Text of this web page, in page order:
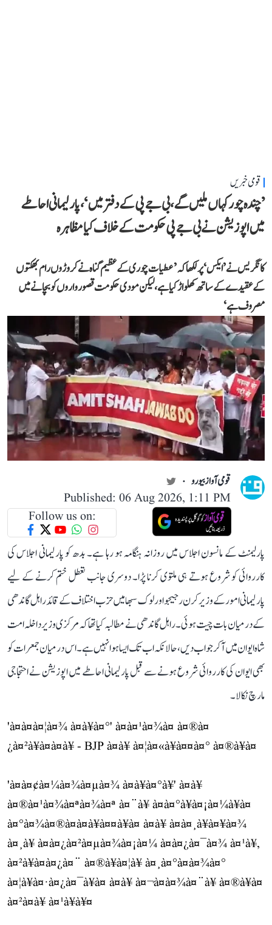
قومی خبریں
’چندہ چور کہاں ملیں گے، بی جے پی کے دفتر میں‘، پارلیمانی احاطے
میں اپوزیشن نے بی جے پی حکومت کے خلاف کیا مظاہرہ
کانگریس نے ’ایکس‘ پر لکھا کہ ’عطیات چوری کے عظیم گناہ نے کروڑوں رام بھکتوں
کے عقیدے کے ساتھ کھلواڑ کیا ہے، لیکن مودی حکومت قصورواروں کو بچانے میں
مصروف ہے‘
قومی آواز بیورو
Published: 06 Aug 2026, 1:11 PM
Follow us on:
پارلیمنٹ کے مانسون اجلاس میں روزانہ ہنگامہ ہو رہا ہے۔ بدھ کو پارلیمانی اجلاس کی
کارروائی کو شروع ہوتے ہی ملتوی کرنا پڑا۔ دوسری جانب تعطل ختم کرنے کے لیے
پارلیمانی امور کے وزیر کرن رجیجو اور لوک سبھا میں حزب اختلاف کے قائد راہل گاندھی
کے درمیان بات چیت ہوئی۔ راہل گاندھی نے مطالبہ کیا تھا کہ مرکزی وزیر داخلہ امت
شاہ ایوان میں آ کر جواب دیں، حالانکہ اب تک ایسا ہوا نہیں ہے۔ اس درمیان جمعرات کو
بھی ایوان کی کارروائی شروع ہونے سے قبل پارلیمانی احاطے میں اپوزیشن نے احتجاجی
مارچ نکالا۔
'à¤à¤à¤¦à¤¾ à¤à¥à¤°' à¤à¤¹à¤¾à¤ à¤®à¤
¿à¤²à¥à¤à¤à¥ - BJP à¤à¥ à¤¦à¤«à¥à¤¤à¤° à¤®à¥à¤
'à¤à¤¢à¤¼à¤¾à¤µà¤¾ à¤à¥à¤°à¥' à¤à¥
à¤®à¤¹à¤¾à¤ªà¤¾à¤ª à¤¨à¥ à¤à¤°à¥à¤¡à¤¼à¥à¤
à¤°à¤¾à¤®à¤­à¤à¥à¤¤à¥à¤ à¤à¥ à¤à¤¸à¥à¤¥à¤¾
à¤¸à¥ à¤à¤¿à¤²à¤µà¤¾à¤¡à¤¼ à¤à¤¿à¤¯à¤¾ à¤¹à¥,
à¤²à¥à¤à¤¿à¤¨ à¤®à¥à¤¦à¥ à¤¸à¤°à¤à¤¾à¤°
à¤¦à¥à¤·à¤¿à¤¯à¥à¤ à¤à¥ à¤¬à¤à¤¾à¤¨à¥ à¤®à¥à¤
à¤²à¤à¥ à¤¹à¥à¥¤